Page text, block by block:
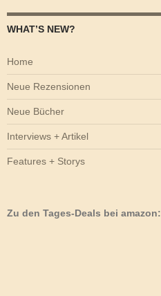
WHAT’S NEW?
Home
Neue Rezensionen
Neue Bücher
Interviews + Artikel
Features + Storys
Zu den Tages-Deals bei amazon: